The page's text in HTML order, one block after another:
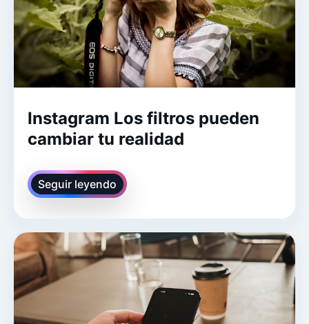
Instagram Los filtros pueden
cambiar tu realidad
Seguir leyendo